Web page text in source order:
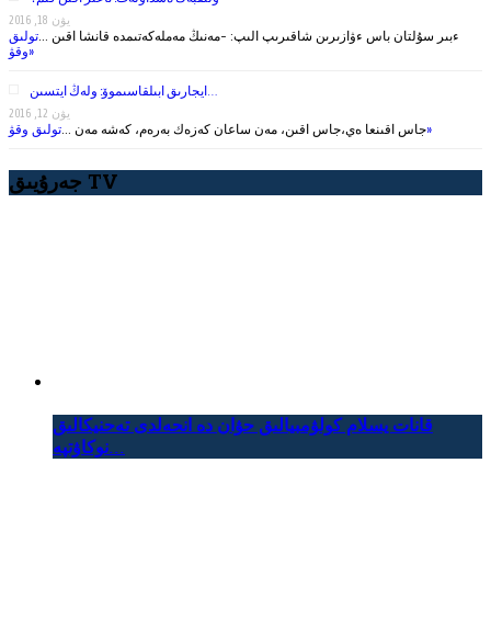
يۋن 18, 2016
ءبىر سۇلتان باس ءۋازىرىن شاقىرىپ الىپ: -مەنىڭ مەملەكەتىمدە قانشا اقىن … تولىق
وقۋ»
ايجارىق ابىلقاسىموۆ: ولەڭ ايتسىن…
يۋن 12, 2016
جاس اقىنعا ەي،جاس اقىن، مەن ساعان كەزەك بەرەم، كەشە مەن …تولىق وقۋ»
جەرۇيىق TV
قانات يسلام كولۋمبيالىق حۋان دە انحەلدى تەحنيكالىق
نوكاۋتپە...